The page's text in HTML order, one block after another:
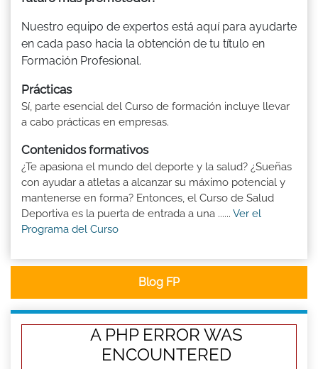
Nuestro equipo de expertos está aquí para ayudarte
en cada paso hacia la obtención de tu título en
Formación Profesional.
Prácticas
Sí, parte esencial del Curso de formación incluye llevar
a cabo prácticas en empresas.
Contenidos formativos
¿Te apasiona el mundo del deporte y la salud? ¿Sueñas
con ayudar a atletas a alcanzar su máximo potencial y
mantenerse en forma? Entonces, el Curso de Salud
Deportiva es la puerta de entrada a una ...... Ver el
Programa del Curso
Blog FP
A PHP ERROR WAS
ENCOUNTERED